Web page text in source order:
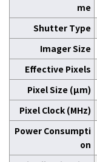
me
Shutter Type
Imager Size
Effective Pixels
Pixel Size (μm)
Pixel Clock (MHz)
Power Consumpti
on